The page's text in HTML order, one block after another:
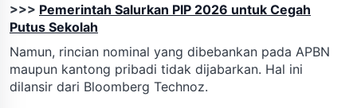
>>> Pemerintah Salurkan PIP 2026 untuk Cegah
Putus Sekolah
Namun, rincian nominal yang dibebankan pada APBN
maupun kantong pribadi tidak dijabarkan. Hal ini
dilansir dari Bloomberg Technoz.